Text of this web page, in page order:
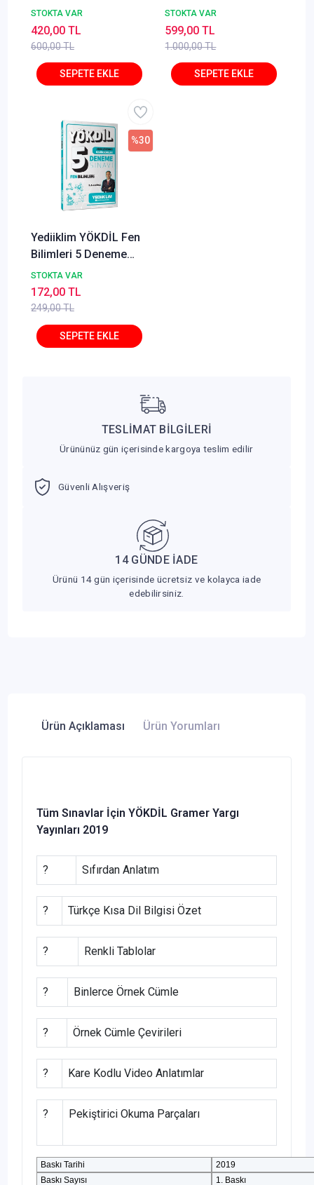
Bilimleri Tıpkı Basım
12 li Deneme
STOKTA VAR
600,00 TL
420,00 TL
VOCABVAULT 1750
Özgün Kelime Sorusu
- İlyas Ersöz
STOKTA VAR
1.000,00 TL
599,00 TL
Yediiklim YÖKDİL Fen
Bilimleri 5 Deneme
Çözümlü - Fatih
Çömez Yediiklim
Yayınları
STOKTA VAR
249,00 TL
%30
172,00 TL
TESLİMAT BİLGİLERİ
Ürününüz gün içerisinde kargoya teslim edilir
Güvenli Alışveriş
14 GÜNDE İADE
Ürünü 14 gün içerisinde ücretsiz ve kolayca iade
edebilirsiniz.
Ürün Açıklaması Ürün Yorumları
Tüm Sınavlar İçin YÖKDİL Gramer Yargı
Yayınları 2019
? Sıfırdan Anlatım
? Türkçe Kısa Dil Bilgisi Özet
? Renkli Tablolar
? Binlerce Örnek Cümle
? Örnek Cümle Çevirileri
? Kare Kodlu Video Anlatımlar
? Pekiştirici Okuma Parçaları
Baskı Tarihi
2019
Baskı Sayısı
1. Baskı